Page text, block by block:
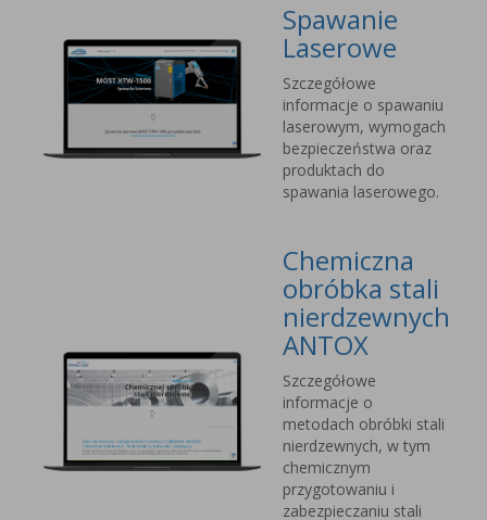
Spawanie
Laserowe
Szczegółowe
informacje o spawaniu
laserowym, wymogach
bezpieczeństwa oraz
produktach do
spawania laserowego.
Chemiczna
obróbka stali
nierdzewnych
ANTOX
Szczegółowe
informacje o
metodach obróbki stali
nierdzewnych, w tym
chemicznym
przygotowaniu i
zabezpieczaniu stali